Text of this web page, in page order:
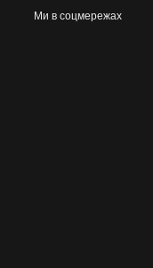
Ми в соцмережах